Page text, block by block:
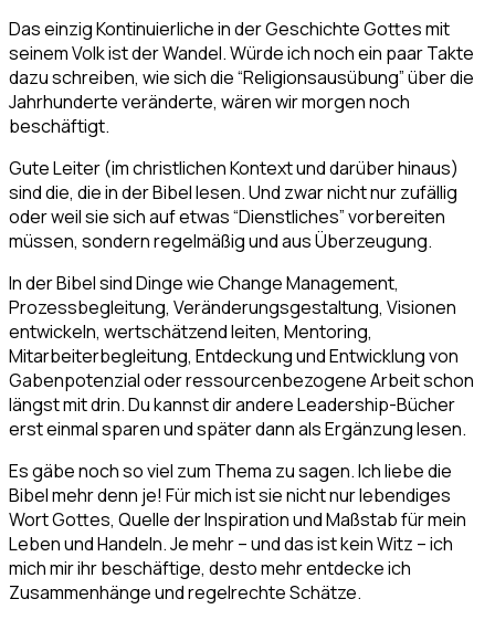
Das einzig Kontinuierliche in der Geschichte Gottes mit
seinem Volk ist der Wandel. Würde ich noch ein paar Takte
dazu schreiben, wie sich die “Religionsausübung” über die
Jahrhunderte veränderte, wären wir morgen noch
beschäftigt.
Gute Leiter (im christlichen Kontext und darüber hinaus)
sind die, die in der Bibel lesen. Und zwar nicht nur zufällig
oder weil sie sich auf etwas “Dienstliches” vorbereiten
müssen, sondern regelmäßig und aus Überzeugung.
In der Bibel sind Dinge wie Change Management,
Prozessbegleitung, Veränderungsgestaltung, Visionen
entwickeln, wertschätzend leiten, Mentoring,
Mitarbeiterbegleitung, Entdeckung und Entwicklung von
Gabenpotenzial oder ressourcenbezogene Arbeit schon
längst mit drin. Du kannst dir andere Leadership-Bücher
erst einmal sparen und später dann als Ergänzung lesen.
Es gäbe noch so viel zum Thema zu sagen. Ich liebe die
Bibel mehr denn je! Für mich ist sie nicht nur lebendiges
Wort Gottes, Quelle der Inspiration und Maßstab für mein
Leben und Handeln. Je mehr – und das ist kein Witz – ich
mich mir ihr beschäftige, desto mehr entdecke ich
Zusammenhänge und regelrechte Schätze.